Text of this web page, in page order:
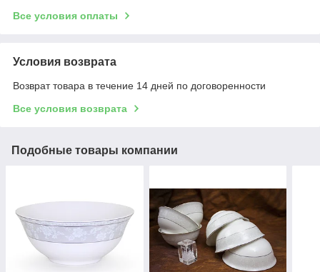
Все условия оплаты
Условия возврата
Возврат товара в течение 14 дней по договоренности
Все условия возврата
Подобные товары компании